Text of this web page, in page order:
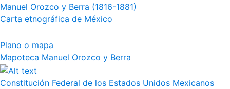
Manuel Orozco y Berra (1816-1881)
Carta etnográfica de México
Plano o mapa
Mapoteca Manuel Orozco y Berra
Constitución Federal de los Estados Unidos Mexicanos